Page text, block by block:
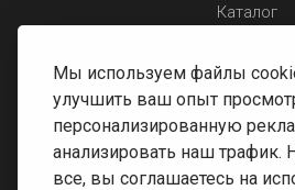
Мы используем файлы
улучшить ваш опыт
персонализированную
анализировать наш трафик.
все, вы соглашаетесь на
Каталог
Правила защиты
Доставка и
Условия